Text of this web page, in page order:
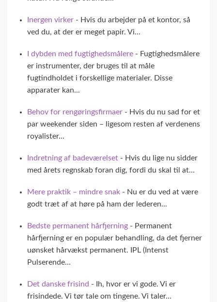
Inergen virker - Hvis du arbejder på et kontor, så
ved du, at der er meget papir. Vi...
I dybden med fugtighedsmålere - Fugtighedsmålere
er instrumenter, der bruges til at måle
fugtindholdet i forskellige materialer. Disse
apparater kan...
Behov for rengøringsfirmaer - Hvis du nu sad for et
par weekender siden – ligesom resten af verdenens
royalister...
Indretning af badeværelset - Hvis du lige nu sidder
med årets regnskab foran dig, fordi du skal til at...
Mere praktik – mindre snak - Nu er du ved at være
godt træt af at høre på ham der lederen...
Bedste permanent hårfjerning - Permanent
hårfjerning er en populær behandling, da det fjerner
uønsket hårvækst permanent. IPL (Intenst
Pulserende...
Det danske frisind - Ih, hvor er vi gode. Vi er
frisindede. Vi tør tale om tingene. Vi taler...